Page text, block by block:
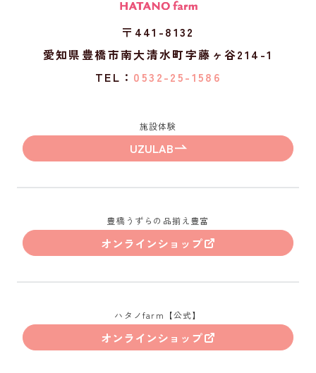
〒441-8132
愛知県豊橋市南大清水町字藤ヶ谷214-1
TEL： 0532-25-1586
施設体験
UZULAB
豊橋うずらの品揃え豊富
オンラインショップ
ハタノfarm【公式】
オンラインショップ